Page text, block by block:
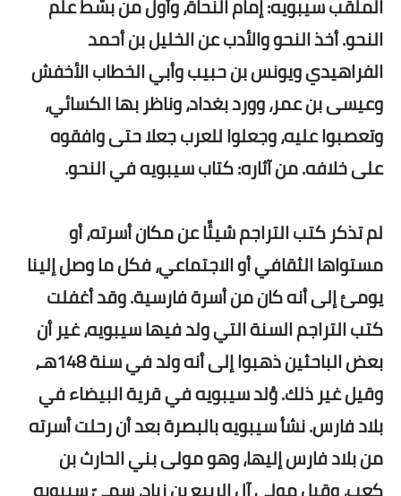
الملقب سيبويه: إمام النحاة، وأول من بسّط علم
النحو. أخذ النحو والأدب عن الخليل بن أحمد
الفراهيدي ويونس بن حبيب وأبي الخطاب الأخفش
وعيسى بن عمر، وورد بغداد،وناظر بها الكسائي،
وتعصبوا عليه، وجعلوا للعرب جعلا حتى وافقوه
على خلافه. من آثاره: كتاب سيبويه في النحو.
لم تذكر كتب التراجم شيئًا عن مكان أسرته، أو
مستواها الثقافي أو الاجتماعي، فكل ما وصل إلينا
يومئ إلى أنه كان من أسرة فارسية. وقد أغفلت
كتب التراجم السنة التي ولد فيها سيبويه، غير أن
بعض الباحثين ذهبوا إلى أنه ولد في سنة 148هـ،
وقيل غير ذلك. وُلد سيبويه في قرية البيضاء في
بلاد فارس. نشأ سيبويه بالبصرة بعد أن رحلت أسرته
من بلاد فارس إليها، وهو مولى بني الحارث بن